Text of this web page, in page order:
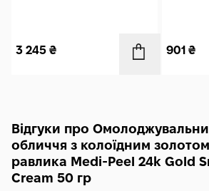
3 245 ₴ 901 ₴
Відгуки про
обличчя з колоїдним
равлика Medi-Peel 24k Gold
Cream 50 гр